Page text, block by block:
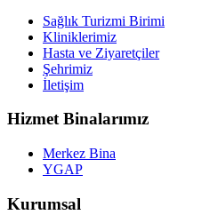
Sağlık Turizmi Birimi
Kliniklerimiz
Hasta ve Ziyaretçiler
Şehrimiz
İletişim
Hizmet Binalarımız
Merkez Bina
YGAP
Kurumsal